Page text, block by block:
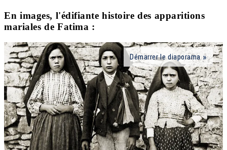
En images, l'édifiante histoire des apparitions
mariales de Fatima :
Démarrer le diaporama